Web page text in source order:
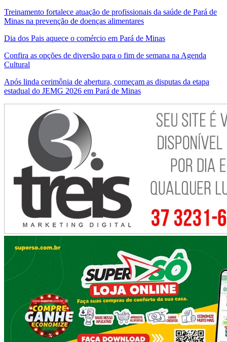
Treinamento fortalece atuação de profissionais da saúde de Pará de
Minas na prevenção de doenças alimentares
Dia dos Pais aquece o comércio em Pará de Minas
Confira as opções de diversão para o fim de semana na Agenda
Cultural
Após linda cerimônia de abertura, começam as disputas da etapa
estadual do JEMG 2026 em Pará de Minas